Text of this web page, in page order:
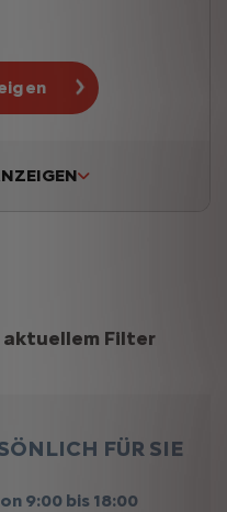
aktuellem Filter
FÜR SIE
9:00 bis 18:00